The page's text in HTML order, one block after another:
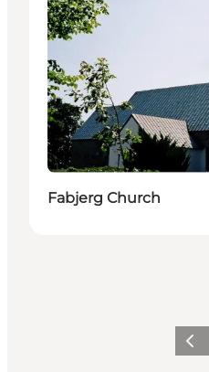
Fabjerg Church
Vorige